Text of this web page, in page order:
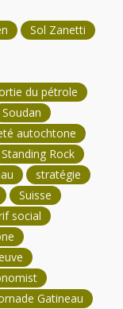
Sol Zanetti
du pétrole
Soudan
autochtone
Standing Rock
stratégie
Suisse
social
Gatineau